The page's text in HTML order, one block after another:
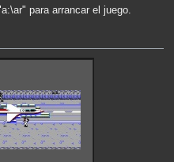
para arrancar el juego.